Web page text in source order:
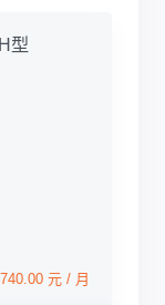
型
元 / 月